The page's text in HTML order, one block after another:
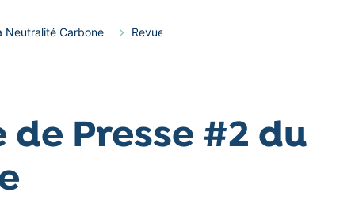
Neutralité Carbone Revue de Presse
de Presse #2 du